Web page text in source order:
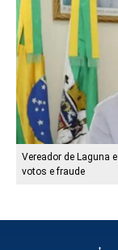
Vereador de Laguna
votos e fraude